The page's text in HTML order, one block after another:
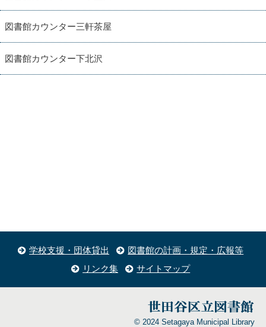
図書館カウンター三軒茶屋
図書館カウンター下北沢
学校支援・団体貸出
図書館の計画・規定・広報等
リンク集
サイトマップ
© 2024 Setagaya Municipal Library